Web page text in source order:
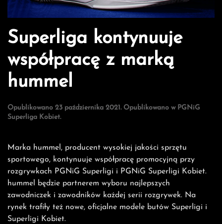
Superliga kontynuuje
współpracę z marką
hummel
Opublikowano 23 października 2021 . Opublikowano w PGNiG
Superliga Kobiet.
Marka hummel, producent wysokiej jakości sprzętu
sportowego, kontynuuje współpracę promocyjną przy
rozgrywkach PGNiG Superligi i PGNiG Superligi Kobiet.
hummel będzie partnerem wyboru najlepszych
zawodniczek i zawodników każdej serii rozgrywek. Na
rynek trafiły też nowe, oficjalne modele butów Superligi i
Superligi Kobiet.